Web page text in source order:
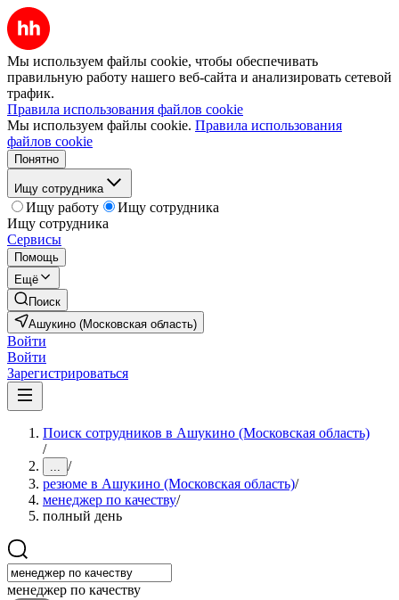
Мы используем файлы cookie, чтобы обеспечивать
правильную работу нашего веб-сайта и анализировать сетевой
трафик.
Правила использования файлов cookie
Мы используем файлы cookie. Правила использования
файлов cookie
Понятно
Ищу сотрудника
Ищу работу
Ищу сотрудника
Ищу сотрудника
Сервисы
Помощь
Ещё
Поиск
Ашукино (Московская область)
Войти
Войти
Зарегистрироваться
Поиск сотрудников в Ашукино (Московская область)
/
... /
резюме в Ашукино (Московская область)/
менеджер по качеству/
полный день
менеджер по качеству